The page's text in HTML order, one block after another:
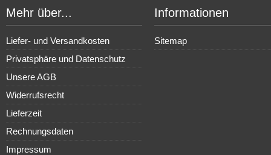
Mehr über...
Liefer- und Versandkosten
Privatsphäre und Datenschutz
Unsere AGB
Widerrufsrecht
Lieferzeit
Rechnungsdaten
Impressum
Informationen
Sitemap